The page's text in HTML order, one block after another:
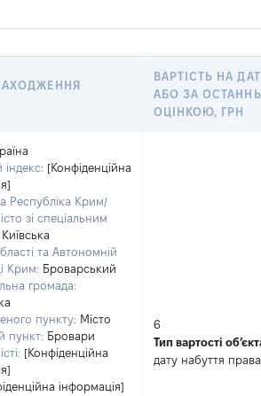
ВАРТІСТЬ НА
АБО ЗА
ОЦІНКОЮ, ГРН
[Конфіденційна
Республіка Крим/
зі спеціальним
Київська
та Автономній
Крим: Броварський
громада:
пункту: Місто
пункт: Бровари
[Конфіденційна
інформація]
6
Тип вартості
дату набуття права